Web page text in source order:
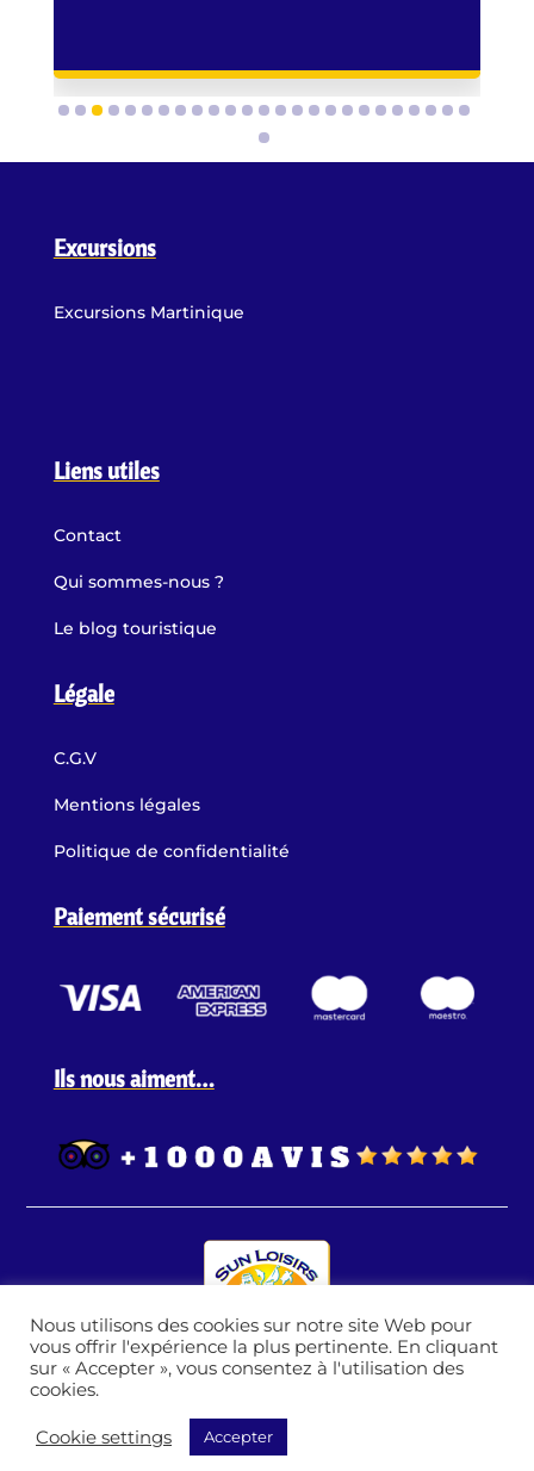
Excursions
Excursions Martinique
Liens utiles
Contact
Qui sommes-nous ?
Le blog touristique
Légale
C.G.V
Mentions légales
Politique de confidentialité
Paiement sécurisé
Ils nous aiment…
Sun Loisirs © 2026 Design avec passion par l'agence Digital Freedom
modération. L’alcool est strictement interdit aux mineurs.
Nous utilisons des cookies sur notre site Web pour
vous offrir l'expérience la plus pertinente. En cliquant
sur « Accepter », vous consentez à l'utilisation des
cookies.
Cookie settings Accepter